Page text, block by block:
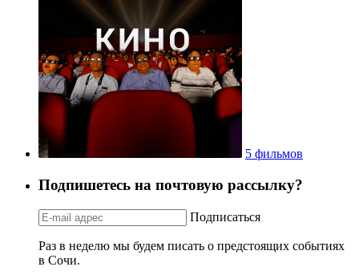
5 фильмов
Подпишетесь на почтовую рассылку?
Подписаться
Раз в неделю мы будем писать о предстоящих событиях
в Сочи.